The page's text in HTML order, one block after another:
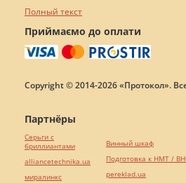
Полный текст
Приймаємо до оплати
Copyright © 2014-2026 «Протокол».
Партнёры
Серьги с
бриллиантами
alliancetechnika.ua
миралинкс
Винный шкаф
Подготовка к НМТ /
pereklad.ua